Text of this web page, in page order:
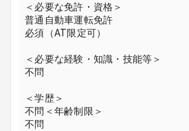
＜必要な免許・資格＞
普通自動車運転免許
必須（AT限定可）
＜必要な経験・知識・技能等＞
不問
＜学歴＞
不問＜年齢制限＞
不問